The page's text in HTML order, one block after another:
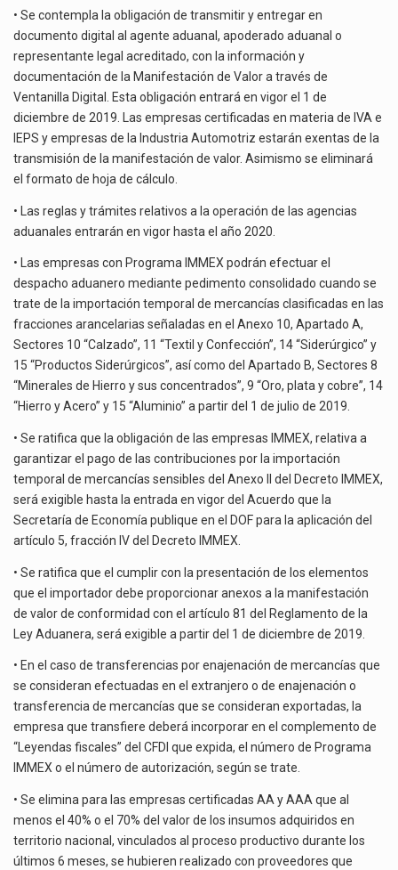
• Se contempla la obligación de transmitir y entregar en
documento digital al agente aduanal, apoderado aduanal o
representante legal acreditado, con la información y
documentación de la Manifestación de Valor a través de
Ventanilla Digital. Esta obligación entrará en vigor el 1 de
diciembre de 2019. Las empresas certificadas en materia de IVA e
IEPS y empresas de la Industria Automotriz estarán exentas de la
transmisión de la manifestación de valor. Asimismo se eliminará
el formato de hoja de cálculo.
• Las reglas y trámites relativos a la operación de las agencias
aduanales entrarán en vigor hasta el año 2020.
• Las empresas con Programa IMMEX podrán efectuar el
despacho aduanero mediante pedimento consolidado cuando se
trate de la importación temporal de mercancías clasificadas en las
fracciones arancelarias señaladas en el Anexo 10, Apartado A,
Sectores 10 “Calzado”, 11 “Textil y Confección”, 14 “Siderúrgico” y
15 “Productos Siderúrgicos”, así como del Apartado B, Sectores 8
“Minerales de Hierro y sus concentrados”, 9 “Oro, plata y cobre”, 14
“Hierro y Acero” y 15 “Aluminio” a partir del 1 de julio de 2019.
• Se ratifica que la obligación de las empresas IMMEX, relativa a
garantizar el pago de las contribuciones por la importación
temporal de mercancías sensibles del Anexo II del Decreto IMMEX,
será exigible hasta la entrada en vigor del Acuerdo que la
Secretaría de Economía publique en el DOF para la aplicación del
artículo 5, fracción IV del Decreto IMMEX.
• Se ratifica que el cumplir con la presentación de los elementos
que el importador debe proporcionar anexos a la manifestación
de valor de conformidad con el artículo 81 del Reglamento de la
Ley Aduanera, será exigible a partir del 1 de diciembre de 2019.
• En el caso de transferencias por enajenación de mercancías que
se consideran efectuadas en el extranjero o de enajenación o
transferencia de mercancías que se consideran exportadas, la
empresa que transfiere deberá incorporar en el complemento de
“Leyendas fiscales” del CFDI que expida, el número de Programa
IMMEX o el número de autorización, según se trate.
• Se elimina para las empresas certificadas AA y AAA que al
menos el 40% o el 70% del valor de los insumos adquiridos en
territorio nacional, vinculados al proceso productivo durante los
últimos 6 meses, se hubieren realizado con proveedores que